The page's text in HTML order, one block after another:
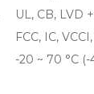
UL, CB, LVD
FCC, IC,
-20 ~ 70 °C (-4